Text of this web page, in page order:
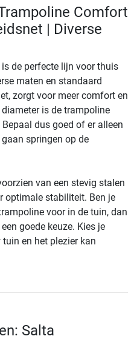
Comfort
| Diverse
de perfecte lijn voor thuis
maten en standaard
zorgt voor meer comfort en
is de trampoline
dus goed of er alleen
springen op de
van een stevig stalen
optimale stabiliteit. Ben je
voor in de tuin, dan
goede keuze. Kies je
en het plezier kan
Salta